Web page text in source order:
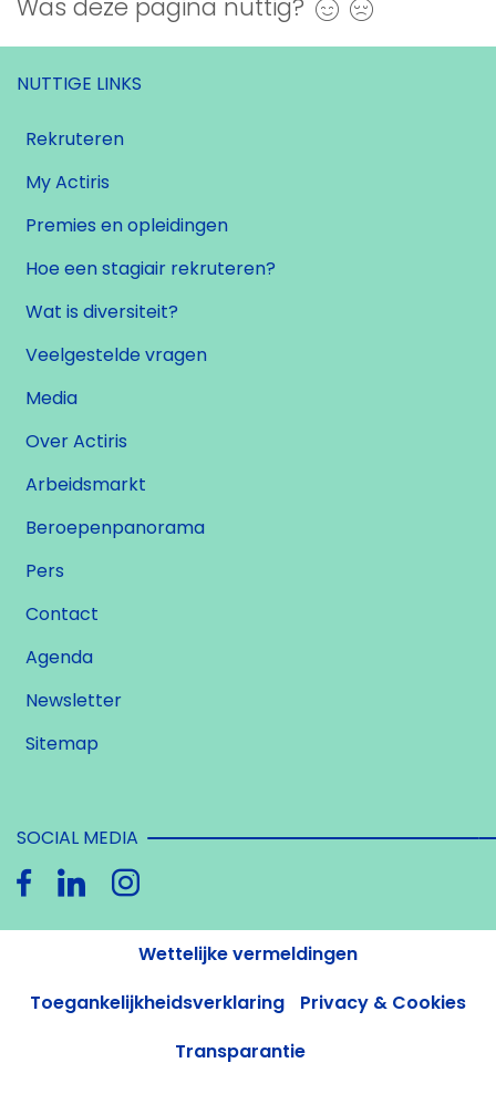
Was deze pagina nuttig? Ja
NUTTIGE LINKS
Rekruteren
My Actiris
Premies en opleidingen
Hoe een stagiair rekruteren?
Wat is diversiteit?
Veelgestelde vragen
Media
Over Actiris
Arbeidsmarkt
Beroepenpanorama
Pers
Contact
Agenda
Newsletter
Sitemap
SOCIAL MEDIA
Wettelijke vermeldingen
Toegankelijkheidsverklaring
Privacy & Cookies
Transparantie